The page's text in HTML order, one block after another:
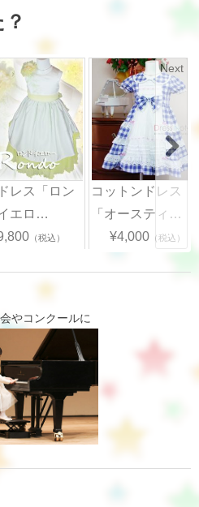
レス「ロン
エロ…
（税込）
コットンドレス
「オースティ…
¥4,000（税込）
Next
やコンクールに